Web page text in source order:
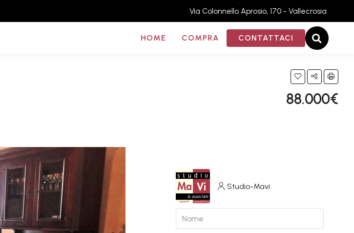
Via Colonnello Aprosio, 170 - Vallecrosia
HOME COMPRA CONTATTACI
88.000€
Studio-Mavi